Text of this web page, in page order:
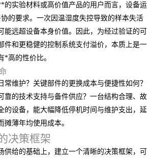
的实验材料或高价值产品的用户而言，设备运
的要求。一次因温湿度失控导致的样本失活
能远超设备本身价值。因此，为经过验证的可
件和更稳健的控制系统支付溢价，本质上是一
*高的性价比。
常维护？关键部件的更换成本与便捷性如何？
靠的技术支持与备件供应？一台结构合理、故
的设备，能大幅降低停机时间与维护支出，延
薄年均使用成本。
决策框架
供给的基础上，建立一个清晰的决策框架，可